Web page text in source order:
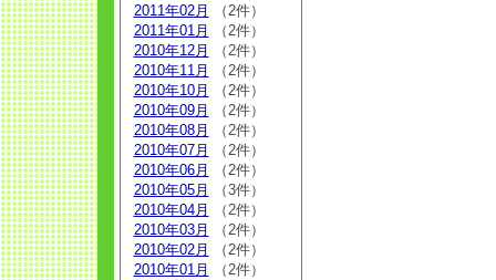
2011年02月
（2件）
2011年01月
（2件）
2010年12月
（2件）
2010年11月
（2件）
2010年10月
（2件）
2010年09月
（2件）
2010年08月
（2件）
2010年07月
（2件）
2010年06月
（2件）
2010年05月
（3件）
2010年04月
（2件）
2010年03月
（2件）
2010年02月
（2件）
2010年01月
（2件）